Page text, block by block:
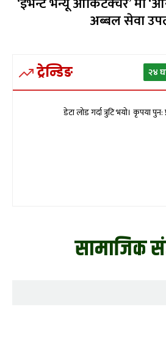
अब्बल सेवा
ट्रेन्डिङ २४
डेटा लोड गर्दा त्रुटि भयो। कृपया पुन:
सामाजिक